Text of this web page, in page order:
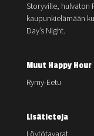
Storyville, hulvaton
kaupunkielämään
Day’s Night.
Muut Happy
Rymy-Eetu
Lisätietoja